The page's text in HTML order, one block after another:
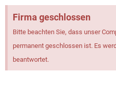
Firma geschlossen
Bitte beachten Sie, dass unser
permanent geschlossen ist. Es
beantwortet.